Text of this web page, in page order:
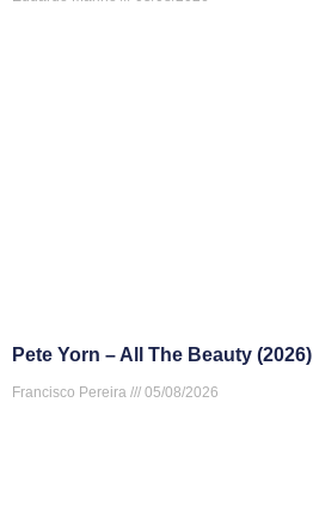
Pete Yorn – All The Beauty (2026)
Francisco Pereira 05/08/2026